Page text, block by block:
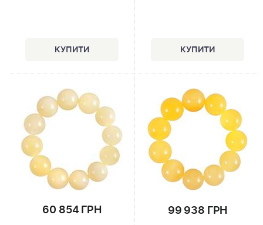
60 854 ГРН 99 938 ГРН